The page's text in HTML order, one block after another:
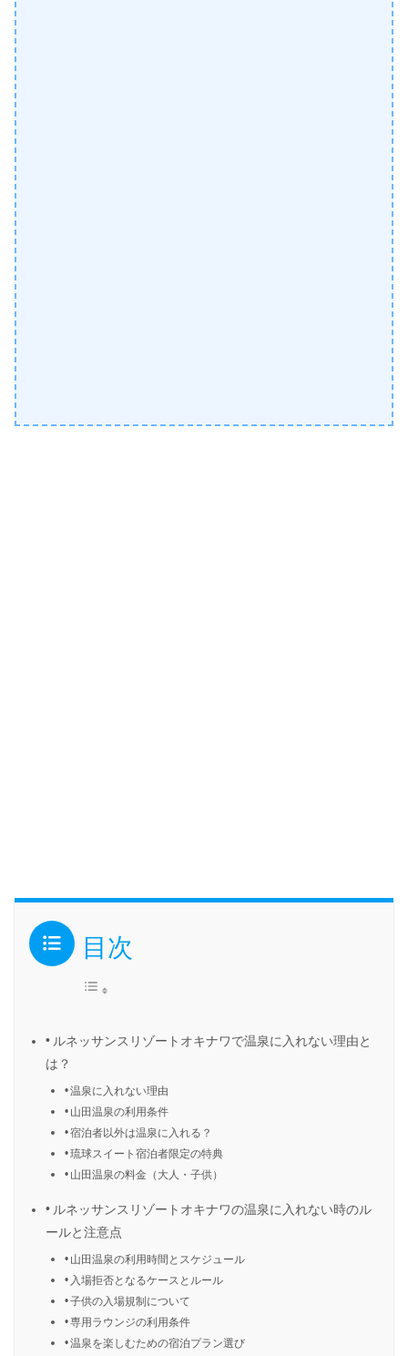
目次
ルネッサンスリゾートオキナワで温泉に入れない理由と
は？
温泉に入れない理由
山田温泉の利用条件
宿泊者以外は温泉に入れる？
琉球スイート宿泊者限定の特典
山田温泉の料金（大人・子供）
ルネッサンスリゾートオキナワの温泉に入れない時のル
ールと注意点
山田温泉の利用時間とスケジュール
入場拒否となるケースとルール
子供の入場規制について
専用ラウンジの利用条件
温泉を楽しむための宿泊プラン選び